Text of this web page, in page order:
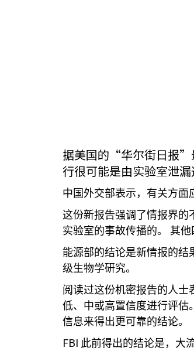
据美国的“华尔街日报”
行很可能是由实验室泄漏
中国外交部表示，有关方面
这份新报告强调了情报界的
实验室的事故传播的。
其他
能源部的结论是新情报的
级生物学研究。
阅读过这份机密报告的人士
低、中或高置信度进行评估。
信息来得出更可靠的结论。
FBI 此前得出的结论是，大